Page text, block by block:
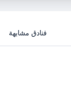
فنادق مشابهة